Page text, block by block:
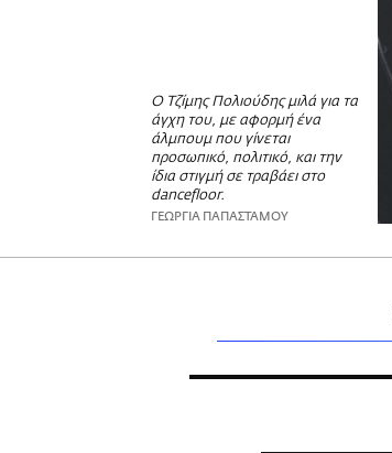
Ο Τζίμης Πολιούδης μιλά για τα
άγχη του, με αφορμή ένα
άλμπουμ που γίνεται
προσωπικό, πολιτικό, και την
ίδια στιγμή σε τραβάει στο
dancefloor.
ΓΕΩΡΓΙΑ ΠΑΠΑΣΤΑΜΟΥ